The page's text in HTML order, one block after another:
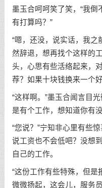
墨玉合呵呵笑了笑，“我倒
有打算吗？”
“嗯，还没，说实话，我之
然辞退，想再找个这样的
头，心思有些活络起来，
荐？如果十块钱换来一个
“这样啊。”墨玉合闻言目
是有个工作，想知道你有
“您说？”宁知非心里有些
说工资也不会低吧？没想
自己的工作。
“这份工作有些特殊，但是
微微扬起，这会儿，服务